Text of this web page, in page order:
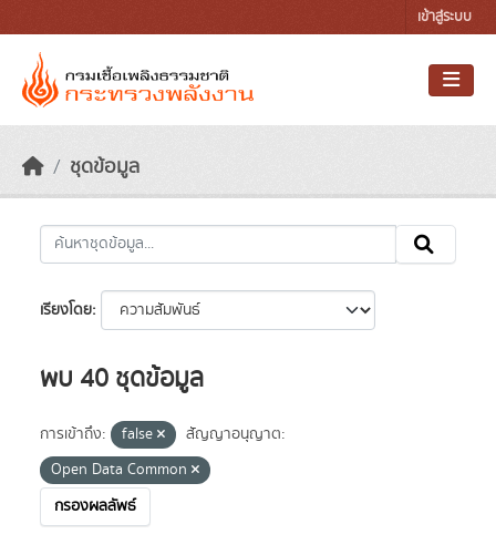
เข้าสู่ระบบ
ชุดข้อมูล
เรียงโดย
พบ 40 ชุดข้อมูล
การเข้าถึง: false
สัญญาอนุญาต:
Open Data Common
กรองผลลัพธ์